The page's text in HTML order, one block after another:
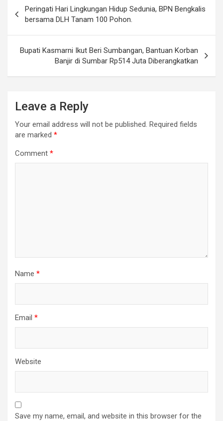
navigation
Peringati Hari Lingkungan Hidup Sedunia, BPN Bengkalis
bersama DLH Tanam 100 Pohon.
Bupati Kasmarni Ikut Beri Sumbangan, Bantuan Korban
Banjir di Sumbar Rp514 Juta Diberangkatkan
Leave a Reply
Your email address will not be published. Required fields
are marked *
Comment *
Name *
Email *
Website
Save my name, email, and website in this browser for the